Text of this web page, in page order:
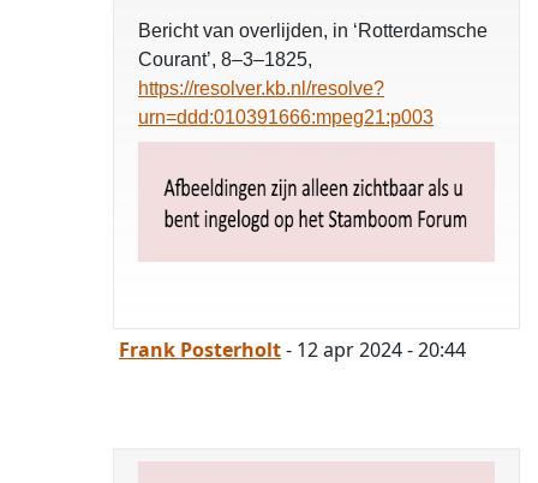
Bericht van overlijden, in ‘Rotterdamsche
Courant’, 8–3–1825,
https://resolver.kb.nl/resolve?
urn=ddd:010391666:mpeg21:p003
Frank Posterholt- 12 apr 2024 - 20:44